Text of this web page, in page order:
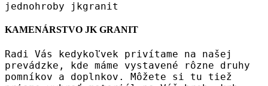
jednohroby jkgranit
KAMENÁRSTVO JK GRANIT
Radi Vás kedykoľvek privítame na našej
prevádzke, kde máme vystavené rôzne druhy
pomníkov a doplnkov. Môžete si tu tiež